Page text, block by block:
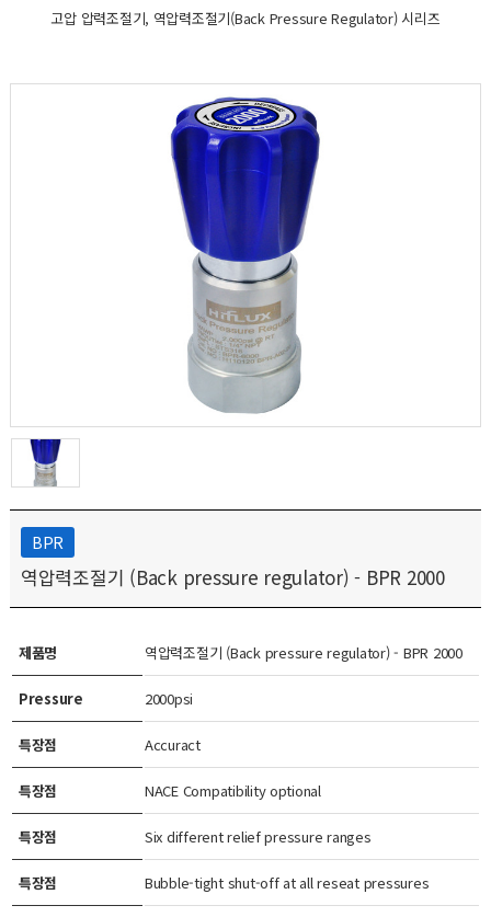
고압 압력조절기, 역압력조절기(Back Pressure Regulator) 시리즈
BPR
역압력조절기 (Back pressure regulator) - BPR 2000
제품명 역압력조절기 (Back pressure regulator) - BPR 2000
Pressure 2000psi
특장점 Accuract
특장점 NACE Compatibility optional
특장점 Six different relief pressure ranges
특장점 Bubble-tight shut-off at all reseat pressures